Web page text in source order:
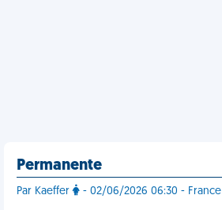
Permanente
Par Kaeffer - 02/06/2026 06:30 - France